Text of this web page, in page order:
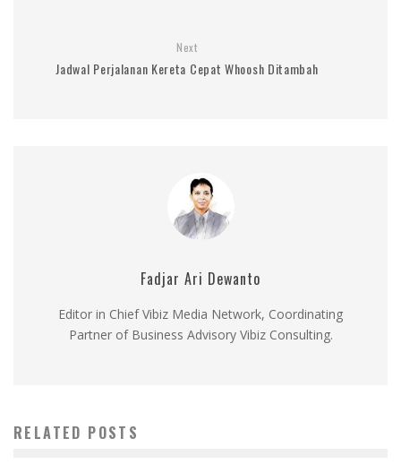
Next
Jadwal Perjalanan Kereta Cepat Whoosh Ditambah
Fadjar Ari Dewanto
Editor in Chief Vibiz Media Network, Coordinating
Partner of Business Advisory Vibiz Consulting.
RELATED POSTS